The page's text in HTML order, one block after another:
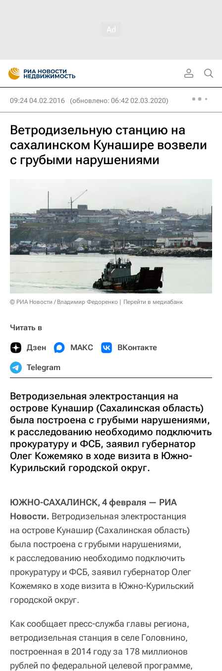
09:24 04.02.2016 (обновлено: 06:42 02.03.2020)
Ветродизельную станцию на
сахалинском Кунашире возвели
с грубыми нарушениями
© РИА Новости / Владимир Федоренко Перейти в медиабанк
Читать в
Дзен МАКС ВКонтакте
Telegram
Ветродизельная электростанция на
острове Кунашир (Сахалинская область)
была построена с грубыми нарушениями,
к расследованию необходимо подключить
прокуратуру и ФСБ, заявил губернатор
Олег Кожемяко в ходе визита в Южно-
Курильский городской округ.
ЮЖНО-САХАЛИНСК, 4 февраля — РИА
Новости. Ветродизельная электростанция
на острове Кунашир (Сахалинская область)
была построена с грубыми нарушениями,
к расследованию необходимо подключить
прокуратуру и ФСБ, заявил губернатор Олег
Кожемяко в ходе визита в Южно-Курильский
городской округ.
Как сообщает пресс-служба главы региона,
ветродизельная станция в селе Головнино,
построенная в 2014 году за 178 миллионов
рублей по федеральной целевой программе,